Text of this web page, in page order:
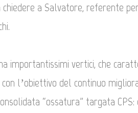
a Salvatore, referente
importantissimi vertici, che
l’obiettivo del continuo
“ossatura” targata CPS: